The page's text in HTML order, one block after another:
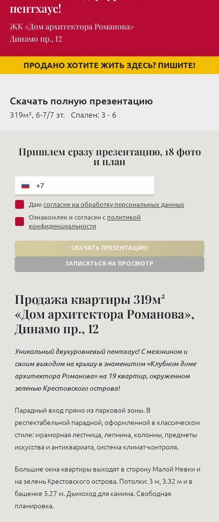
пентхаус!
ЖК «Дом архитектора Романова»
Динамо пр., 12
ПРОДАНО ХОТИТЕ ЖИТЬ ЗДЕСЬ? ПИШИТЕ!
Скачать полную презентацию
319м², 6-7/7 эт. Cпален: 3 - 6
Пришлем сразу презентацию, 18 фото
и план
Даю согласие на обработку персональных данных
Ознакомлен и согласен с политикой
конфиденциальности
СКАЧАТЬ ПРЕЗЕНТАЦИЮ
ЗАПИСАТЬСЯ НА ПРОСМОТР
Продажа квартиры 319м²
«Дом архитектора Романова»,
Динамо пр., 12
Уникальный двухуровневый пентхаус! С мезонином и
своим выходом на крышу в знаменитом «Клубном доме
архитектора Романова» на 19 квартир, окруженном
зеленью Крестовского острова!
Парадный вход прямо из парковой зоны. В
респектабельной парадной, оформленной в классическом
стиле: мраморная лестница, лепнина, колонны, предметы
искусства и антиквариата, система климат-контроля.
Большие окна квартиры выходят в сторону Малой Невки и
на зелень Крестовского острова. Потолки: 3 м, 3.32 м и в
башенке 5.27 м. Дымоход для камина. Свободная
планировка.